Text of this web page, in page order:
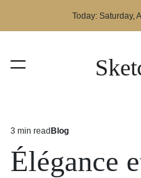
Today: Saturday,
Estimated
read
time
3 min read
Posted
Blog
Élégance